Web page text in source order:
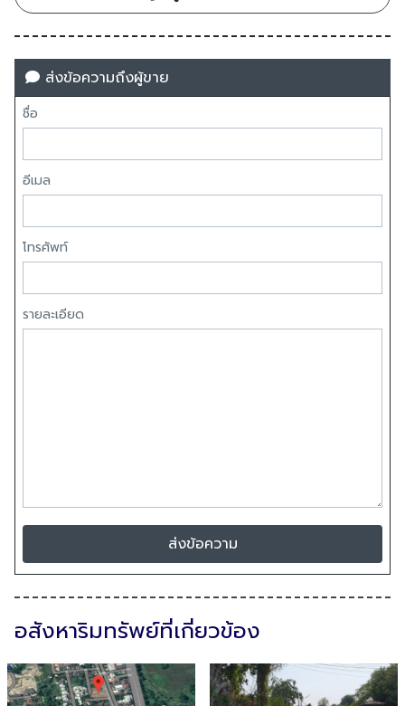
ส่งข้อความถึงผู้ขาย
ชื่อ
อีเมล
โทรศัพท์
รายละเอียด
ส่งข้อความ
อสังหาริมทรัพย์ที่เกี่ยวข้อง